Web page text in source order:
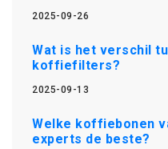
2025-09-26
Wat is het verschil
koffiefilters?
2025-09-13
Welke koffiebonen
experts de beste?